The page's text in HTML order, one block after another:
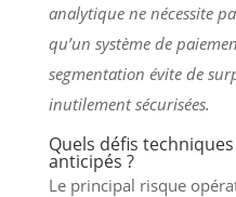
analytique ne nécessite
qu’un système de
segmentation évite de
inutilement sécurisées.
Quels défis
anticipés ?
Le principal risque